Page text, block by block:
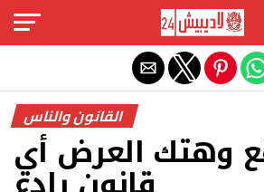
القانون والناس
وهتك العرض أي
Exit mobile version